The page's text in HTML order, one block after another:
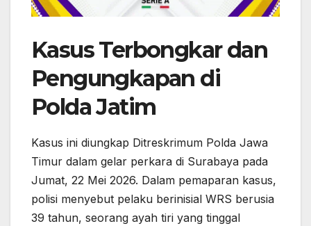
Kasus Terbongkar dan
Pengungkapan di
Polda Jatim
Kasus ini diungkap Ditreskrimum Polda Jawa
Timur dalam gelar perkara di Surabaya pada
Jumat, 22 Mei 2026. Dalam pemaparan kasus,
polisi menyebut pelaku berinisial WRS berusia
39 tahun, seorang ayah tiri yang tinggal